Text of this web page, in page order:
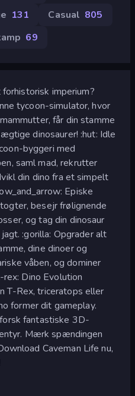
131 Casual 805
69
imperium?
tycoon-simulator, hvor
får din stamme
dinosaurer! :hut: Idle
byggeri med
saml mad, rekrutter
din dino fra et simpelt
Episke
besejr frølignende
og tag din dinosaur
:gorilla: Opgrader alt
dine dinoer og
våben, og dominer
Dino Evolution
T-Rex, triceratops eller
former dit gameplay.
fantastiske 3D-
Mærk spændingen
Caveman Life nu,